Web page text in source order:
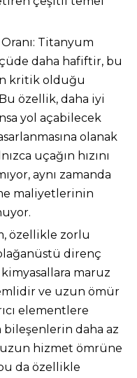
Titanyum
daha hafiftir, bu
kritik olduğu
özellik, daha iyi
yol açabilecek
olanak
uçağın hızını
aynı zamanda
maliyetlerinin
özellikle zorlu
direnç
maruz
ve uzun ömür
elementlere
daha az
hizmet ömrüne
da özellikle